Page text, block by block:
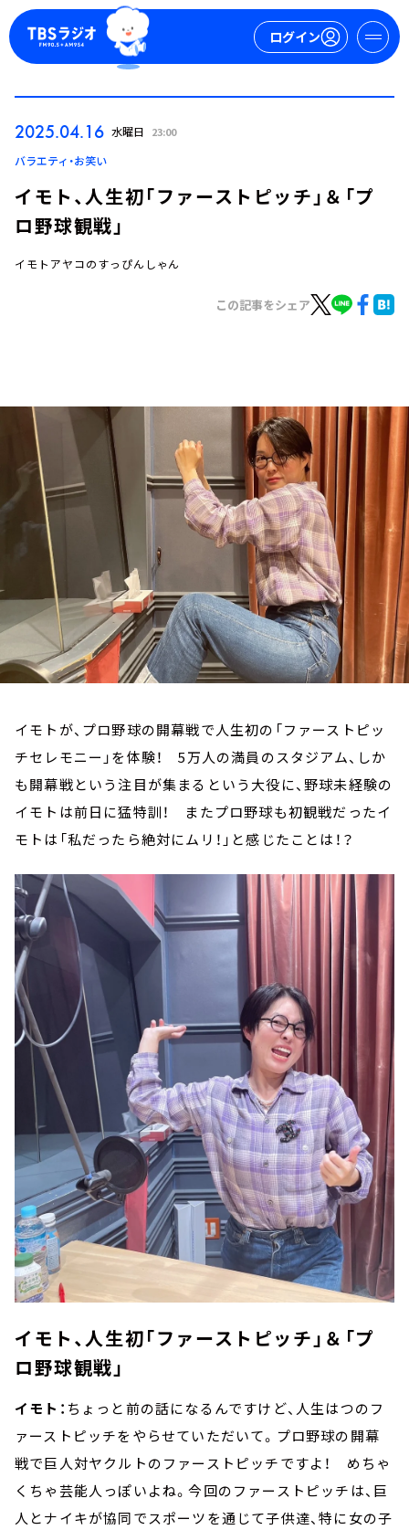
ログイン
ログイン
お知らせ
イベント・グッズ
YouTube
会社情報
2025.04.16 水曜日 23:00
バラエティ・お笑い
イモト、人生初「ファーストピッチ」＆「プ
ロ野球観戦」
イモトアヤコのすっぴんしゃん
この記事をシェア
イモトが、プロ野球の開幕戦で人生初の「ファーストピッ
チセレモニー」を体験！ 5万人の満員のスタジアム、しか
も開幕戦という注目が集まるという大役に、野球未経験の
イモトは前日に猛特訓！ またプロ野球も初観戦だったイ
モトは「私だったら絶対にムリ！」と感じたことは！？
イモト、人生初「ファーストピッチ」＆「プ
ロ野球観戦」
イモト： ちょっと前の話になるんですけど、人生はつのフ
ァーストピッチをやらせていただいて。プロ野球の開幕
戦で巨人対ヤクルトのファーストピッチですよ！ めちゃ
くちゃ芸能人っぽいよね。今回のファーストピッチは、巨
人とナイキが協同でスポーツを通じて子供達、特に女の子